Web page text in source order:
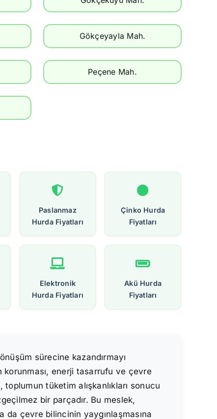
Gökçeyayla Mah.
Peçene Mah.
Paslanmaz
Hurda Fiyatları
Çinko Hurda
Fiyatları
Elektronik
Hurda Fiyatları
Akü Hurda
Fiyatları
sürecine kazandırmayı
enerji tasarrufu ve çevre
tüketim alışkanlıkları sonucu
bir parçadır. Bu meslek,
da çevre bilincinin yaygınlaşmasına